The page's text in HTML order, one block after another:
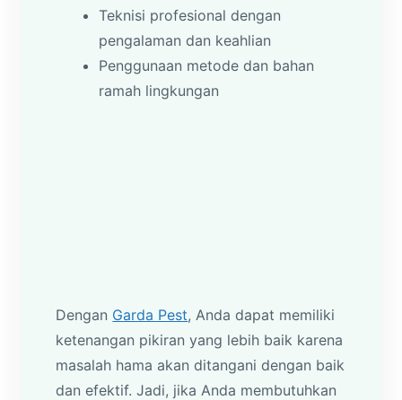
Teknisi profesional dengan
pengalaman dan keahlian
Penggunaan metode dan bahan
ramah lingkungan
Dengan Garda Pest, Anda dapat memiliki
ketenangan pikiran yang lebih baik karena
masalah hama akan ditangani dengan baik
dan efektif. Jadi, jika Anda membutuhkan